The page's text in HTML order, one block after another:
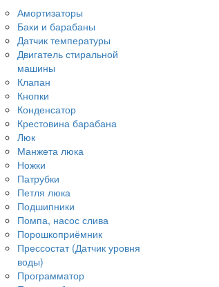
Амортизаторы
Баки и барабаны
Датчик температуры
Двигатель стиральной
машины
Клапан
Кнопки
Конденсатор
Крестовина барабана
Люк
Манжета люка
Ножки
Патрубки
Петля люка
Подшипники
Помпа, насос слива
Порошкоприёмник
Прессостат (Датчик уровня
воды)
Программатор